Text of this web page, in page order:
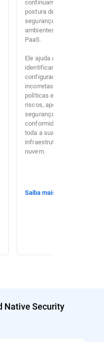
postura de
segurança dos
ambientes IaaS e
PaaS.
Ele ajuda a
identificar
configurações
incorretas, aplicar
políticas e detectar
riscos, apoiando a
segurança e a
conformidade em
toda a sua
infraestrutura de
nuvem.
Saiba mais
Native Security